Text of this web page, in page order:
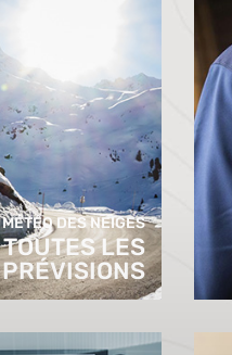
MÉTÉO DES NEIGES
TOUTES LES
PRÉVISIONS